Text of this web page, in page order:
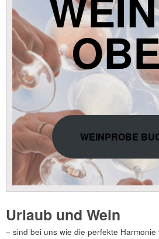
WEINPROBE
Urlaub und Wein
– sind bei uns wie die perfekte